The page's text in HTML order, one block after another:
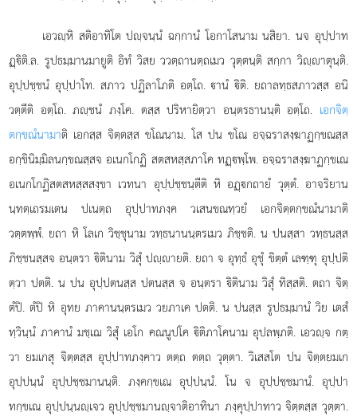
เอวฺหิ สติอาทิโต ปฺจนฺนํ ฉกฺกานํ โอกาโสนาม นสิยา. นจ อุปฺปาท
ฏฺิติ.ล. รูปธมฺมานมายูติ อิทํ วิสย ววตฺถานตฺถเมว วุตฺตนฺติ สกฺกา วิฺาตุนฺติ.
อุปฺปชฺชนํ อุปฺปาโท. สภาว ปฏิลาโภติ อตฺโถ. านํ ิติ. ยถาลทฺธสภาวสฺส อนิ
วตฺตีติ อตฺโถ. ภฺชนํ ภงฺโค. ตสฺส ปริหายิตฺวา อนฺตรธานนฺติ อตฺโถ. เอกจิตฺ
ตกฺขณํนามาติ เอกสฺส จิตฺตสฺส ขโณนาม. โส ปน ขโณ อจฺฉราสงฺฆาฏกฺขณสฺส
อกฺขินิมฺมิลนกฺขณสฺสจ อเนกโกฏิ สตสหสฺสภาโค ทฏฺพฺโพ. อจฺฉราสงฺฆาฏกฺขเณ
อเนกโกฏิสตสหสฺสสงฺขา เวทนา อุปฺปชฺชนฺตีติ หิ อฏฺกถายํ วุตฺตํ. อาจริยาน
นฺทตฺเถรมเตน ปเนตฺถ อุปฺปาทภงฺค วเสนขณทฺวยํ เอกจิตฺตกฺขณํนามาติ
วตฺตพฺพํ. ยถา หิ โลเกวิชฺชุนาม วทฺธนานนฺตรเมว ภิชฺชติ. น ปนสฺสา วทฺธนสฺส
ภิชฺชนสฺสจ อนฺตรา ิตินาม วิสุํ ปฺายติ. ยถา จ อุทฺธํ อุชุํ ขิตฺตํ เลฑฺฑุ อุปฺปติ
ตฺวา ปตติ. น ปน อุปฺปตนสฺส ปตนสฺส จ อนฺตรา ิตินาม วิสุํ ทิสฺสติ. ตถา จิตฺ
ตํปิ. ตํปิ หิ อุทย ภาคานนฺตรเมว วยภาเค ปตติ. น ปนสฺส รูปธมฺมานํ วิย เตสํ
ทฺวินฺนํ ภาคานํ มชฺเฌ วิสุํ เอโก คณนูปโค ิติภาโคนาม อุปลพฺภติ. เอวฺจ กตฺ
วา ยมเกสุ จิตฺตสฺส อุปฺปาทภงฺคาว ตตฺถ ตตฺถ วุตฺตา. วิเสสโต ปน จิตฺตยมเก
อุปฺปนฺนํ อุปฺปชฺชมานนฺติ. ภงฺคกฺขเณ อุปฺปนฺนํ. โน จ อุปฺปชฺชมานํ. อุปฺปา
ทกฺขเณ อุปฺปนฺนฺเจว อุปฺปชฺชมานฺจาติอาทินา ภงฺคุปฺปาทาว จิตฺตสฺส วุตฺตา.